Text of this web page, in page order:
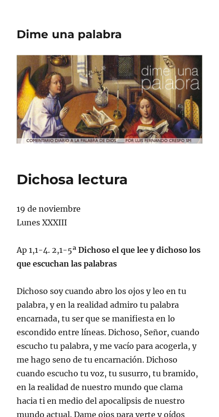
Dime una palabra
Dichosa lectura
19 de noviembre
Lunes XXXIII
Ap 1,1-4. 2,1-5ªDichoso el que lee y dichoso los
que escuchan las palabras
Dichoso soy cuando abro los ojos y leo en tu
palabra, y en la realidad admiro tu palabra
encarnada, tu ser que se manifiesta en lo
escondido entre líneas. Dichoso, Señor, cuando
escucho tu palabra, y me vacío para acogerla, y
me hago seno de tu encarnación. Dichoso
cuando escucho tu voz, tu susurro, tu bramido,
en la realidad de nuestro mundo que clama
hacia ti en medio del apocalipsis de nuestro
mundo actual. Dame ojos para verte y oídos